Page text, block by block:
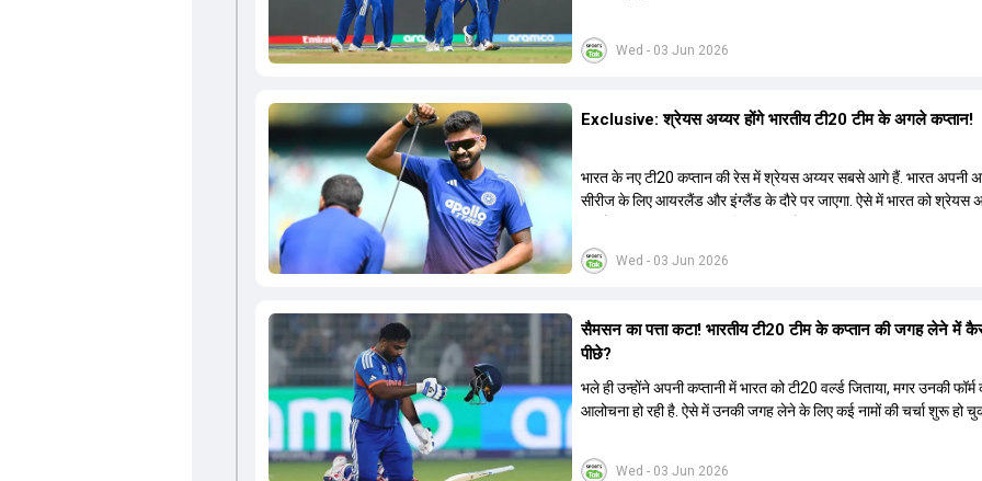
Wed - 03 Jun 2026
Wed - 03 Jun 2026
Exclusive: श्रेयस अय्यर होंगे भारतीय टी20 टीम के अगले कप्तान!
भारत के नए टी20 कप्तान की रेस में श्रेयस अय्यर सबसे आगे हैं. भारत अपनी
सीरीज के लिए आयरलैंड और इंग्लैंड के दौरे पर जाएगा. ऐसे में भारत को श्रेयस
Wed - 03 Jun 2026
सैमसन का पत्ता कटा! भारतीय टी20 टीम के कप्तान की जगह लेने में
पीछे?
भले ही उन्होंने अपनी कप्तानी में भारत को टी20 वर्ल्ड जिताया, मगर उनकी फॉर्म
आलोचना हो रही है. ऐसे में उनकी जगह लेने के लिए कई नामों की चर्चा शुरू हो